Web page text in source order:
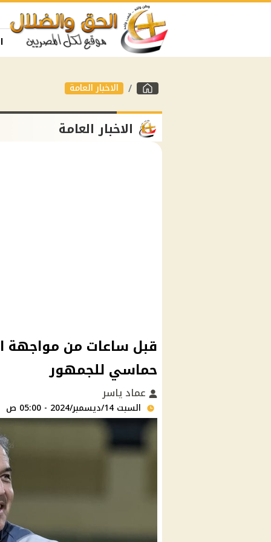
الاخبار العامة
الاخبار العامة
قبل ساعات من مواجهة
حماسي للجمهور
عماد ياسر
السبت 14/ديسمبر/2024 - 05:00 ص